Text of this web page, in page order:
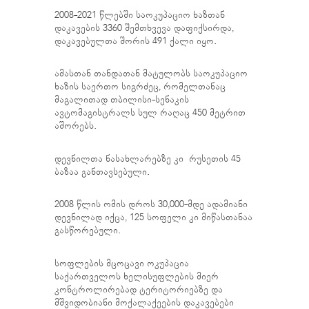
2008-2021 წლებში საოკუპაციო ხაზთან
დაკავების 3360 შემთხვევა დაფიქსირდა,
დაკავებულთა შორის 491 ქალი იყო.
ამასთან თანდათან მატულობს საოკუპაციო
ხაზის საერთო სიგრძეც, რომელთანაც
მაგალითად თბილისი-სენაკის
ავტომაგისტრალს სულ რაღაც 450 მეტრით
აშორებს.
დევნილთა ნასახლარებზე კი რუსეთის 45
ბაზაა განთავსებული.
2008 წლის ომის დროს 30,000-მდე ადამიანი
დევნილად იქცა, 125 სოფელი კი მიწასთანაა
გასწორებული.
სოფლების მცოცავი ოკუპაცია
საქართველოს ხელისუფლების მიერ
კონტროლირებად ტერიტორიებზე და
მშვიდობიანი მოქალაქეების დაკავებები